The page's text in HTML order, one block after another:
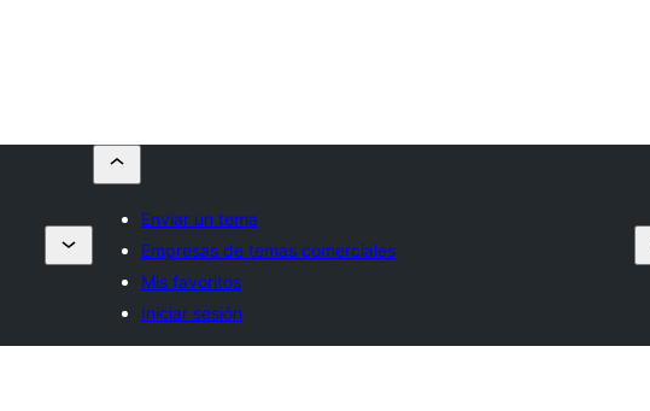
Enviar un tema
Empresas de temas comerciales
Mis favoritos
Iniciar sesión